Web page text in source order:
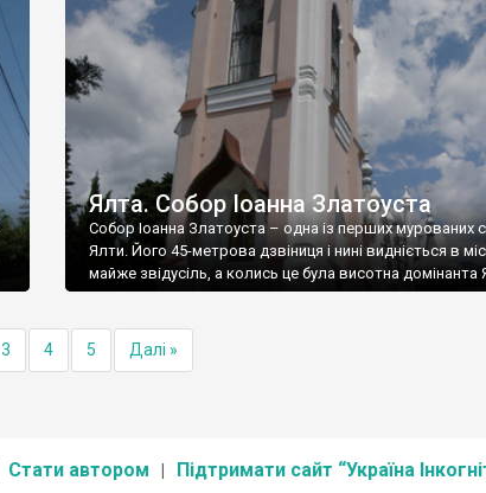
Ялта. Собор Іоанна Златоуста
Собор Іоанна Златоуста – одна із перших мурованих
Ялти. Його 45-метрова дзвіниця і нині видніється в
майже звідусіль, а колись це була висотна домінанта
3 4 5 Далі »
Стати автором Підтримати сайт “Україна